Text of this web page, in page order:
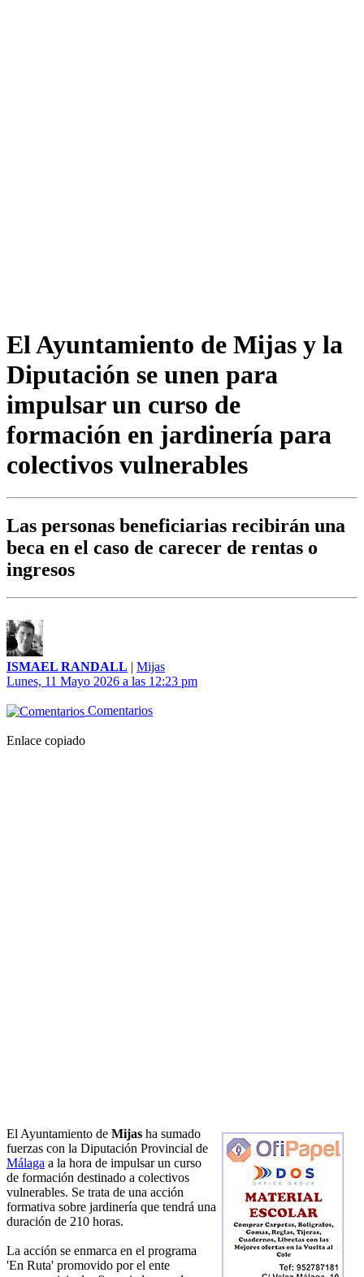
El Ayuntamiento de Mijas y la
Diputación se unen para
impulsar un curso de
formación en jardinería para
colectivos vulnerables
Las personas beneficiarias recibirán una
beca en el caso de carecer de rentas o
ingresos
ISMAEL RANDALL | Mijas
Lunes, 11 Mayo 2026 a las 12:23 pm
Comentarios
Enlace copiado
El Ayuntamiento de Mijas ha sumado
fuerzas con la Diputación Provincial de
Málaga a la hora de impulsar un curso
de formación destinado a colectivos
vulnerables. Se trata de una acción
formativa sobre jardinería que tendrá una
duración de 210 horas.
La acción se enmarca en el programa
'En Ruta' promovido por el ente